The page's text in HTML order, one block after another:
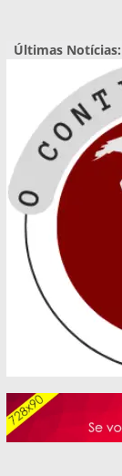
para
Últimas Notícias: